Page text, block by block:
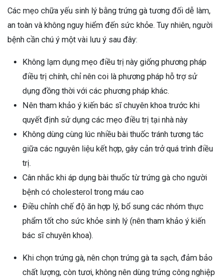
Các mẹo chữa yếu sinh lý bằng trứng gà tương đối dễ làm,
an toàn và không nguy hiểm đến sức khỏe. Tuy nhiên, người
bệnh cần chú ý một vài lưu ý sau đây:
Không lạm dụng mẹo điều trị này giống phương pháp
điều trị chính, chỉ nên coi là phương pháp hỗ trợ sử
dụng đồng thời với các phương pháp khác.
Nên tham khảo ý kiến bác sĩ chuyên khoa trước khi
quyết định sử dụng các mẹo điều trị tại nhà này
Không dùng cùng lúc nhiều bài thuốc tránh tương tác
giữa các nguyên liệu kết hợp, gây cản trở quá trình điều
trị.
Cân nhắc khi áp dụng bài thuốc từ trứng gà cho người
bệnh có cholesterol trong máu cao
Điều chỉnh chế độ ăn hợp lý, bổ sung các nhóm thực
phẩm tốt cho sức khỏe sinh lý (nên tham khảo ý kiến
bác sĩ chuyên khoa).
Khi chọn trứng gà, nên chọn trứng gà ta sạch, đảm bảo
chất lượng, còn tươi, không nên dùng trứng công nghiệp